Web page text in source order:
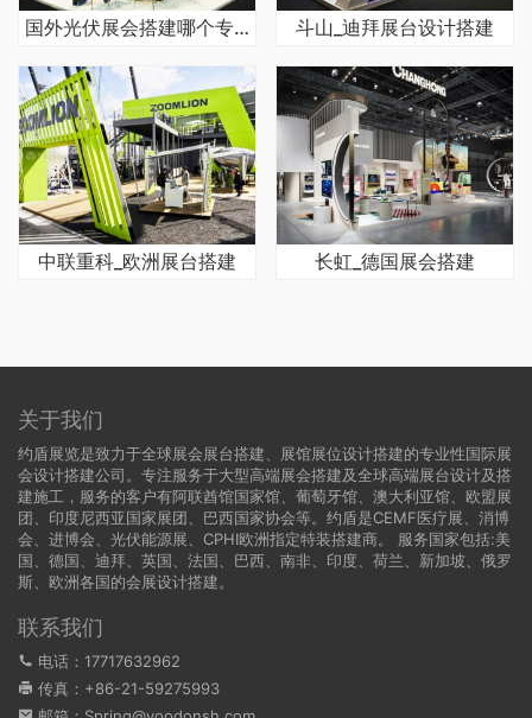
国外光伏展会搭建哪个专业 斗山_迪拜展台设计搭建
中联重科_欧洲展台搭建 长虹_德国展会搭建
关于我们
约盾展览是致力于全球展会展台搭建、展馆展位设计搭建的专业性国际展
会设计搭建公司。专注服务于大型高端展会搭建及全球高端展台设计及搭
建施工，服务的客户有阿联酋馆国家馆、葡萄牙馆、澳大利亚馆、欧盟展
团、印度尼西亚国家展团、巴西国家协会等。约盾是CEMF医疗展、消博
会、进博会、光伏能源展、CPHI欧洲指定特装搭建商。 服务国家包括:美
国
德国 、迪拜、英国、法国、巴西、南非、印度、荷兰、新加坡、俄罗
斯、欧洲各国的会展设计搭建。
联系我们
电话：17717632962
传真：+86-21-59275993